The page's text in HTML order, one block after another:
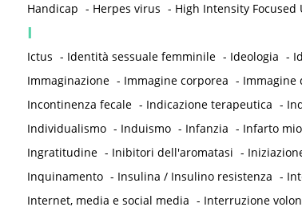
Handicap - Herpes virus - High Intensity Focused
I
Ictus - Identità sessuale femminile - Ideologia -
Immaginazione - Immagine corporea - Immagine
Incontinenza fecale - Indicazione terapeutica -
Individualismo - Induismo - Infanzia - Infarto
Ingratitudine - Inibitori dell'aromatasi -
Inquinamento - Insulina / Insulino resistenza -
Internet, media e social media - Interruzione